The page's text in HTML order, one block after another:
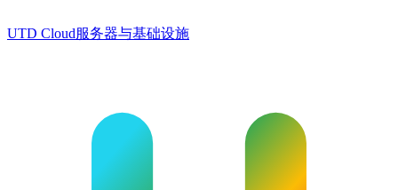
UTD Cloud服务器与基础设施